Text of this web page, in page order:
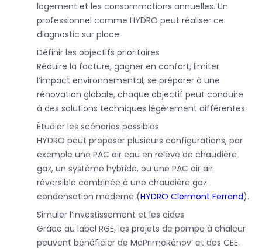
logement et les consommations annuelles. Un
professionnel comme HYDRO peut réaliser ce
diagnostic sur place.
Définir les objectifs prioritaires
Réduire la facture, gagner en confort, limiter
l’impact environnemental, se préparer à une
rénovation globale, chaque objectif peut conduire
à des solutions techniques légèrement différentes.
Étudier les scénarios possibles
HYDRO peut proposer plusieurs configurations, par
exemple une PAC air eau en relève de chaudière
gaz, un système hybride, ou une PAC air air
réversible combinée à une chaudière gaz
condensation moderne (HYDRO Clermont Ferrand).
Simuler l’investissement et les aides
Grâce au label RGE, les projets de pompe à chaleur
peuvent bénéficier de MaPrimeRénov’ et des CEE.